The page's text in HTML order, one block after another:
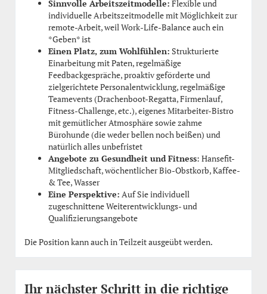
Sinnvolle Arbeitszeitmodelle: Flexible und
individuelle Arbeitszeitmodelle mit Möglichkeit zur
remote-Arbeit, weil Work-Life-Balance auch ein
*Geben* ist
Einen Platz, zum Wohlfühlen: Strukturierte
Einarbeitung mit Paten, regelmäßige
Feedbackgespräche, proaktiv geförderte und
zielgerichtete Personalentwicklung, regelmäßige
Teamevents (Drachenboot-Regatta, Firmenlauf,
Fitness-Challenge, etc.), eigenes Mitarbeiter-Bistro
mit gemütlicher Atmosphäre sowie zahme
Bürohunde (die weder bellen noch beißen) und
natürlich alles unbefristet
Angebote zu Gesundheit und Fitness: Hansefit-
Mitgliedschaft, wöchentlicher Bio-Obstkorb, Kaffee-
& Tee, Wasser
Eine Perspektive: Auf Sie individuell
zugeschnittene Weiterentwicklungs- und
Qualifizierungsangebote
Die Position kann auch in Teilzeit ausgeübt werden.
Ihr nächster Schritt in die richtige